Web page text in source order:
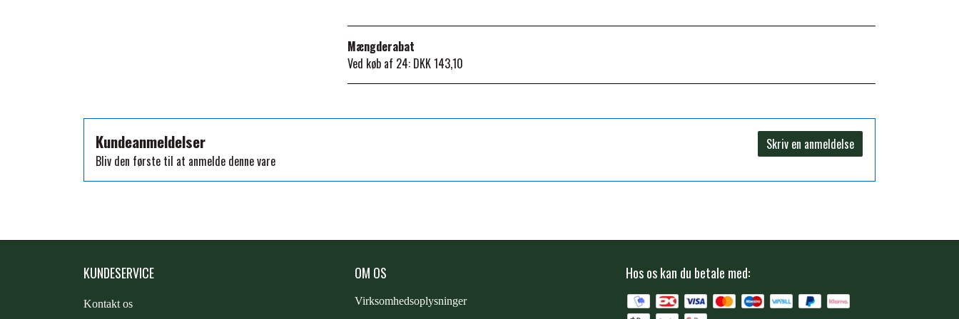
PREMIER EQUINE INSEKTBESKYTTELSE
Mængderabat
Ved køb af 24: DKK 143,10
Skriv en anmeldelse
Kundeanmeldelser
Bliv den første til at anmelde denne vare
KUNDESERVICE
Kontakt os
OM OS
Virksomhedsoplysninger
Hos os kan du betale med: